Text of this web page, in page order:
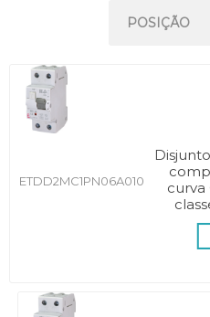
ETDD2MC1PN06A010
curva